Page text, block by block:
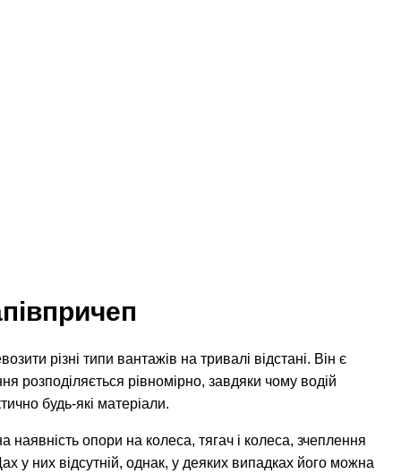
різні типи вантажів на тривалі відстані. Він є
розподіляється рівномірно, завдяки чому водій
будь-які матеріали.
опори на колеса, тягач і колеса, зчеплення
у них відсутній, однак, у деяких випадках його можна